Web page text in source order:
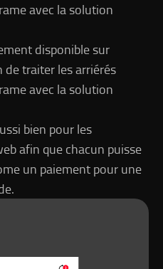
avec la solution
disponible sur
de traiter les arriérés
avec la solution
bien pour les
afin que chacun puisse
un paiement pour une